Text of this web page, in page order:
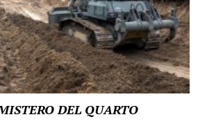
DEL QUARTO